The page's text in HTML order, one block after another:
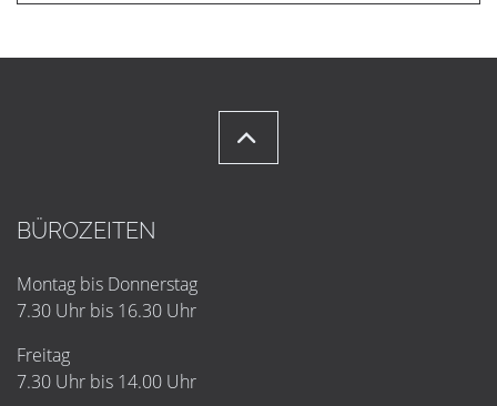
BÜROZEITEN
Montag bis Donnerstag
7.30 Uhr bis 16.30 Uhr
Freitag
7.30 Uhr bis 14.00 Uhr